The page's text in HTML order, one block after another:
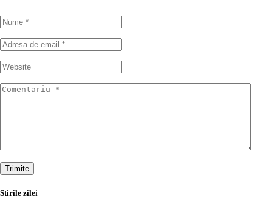
Trimite
Stirile zilei